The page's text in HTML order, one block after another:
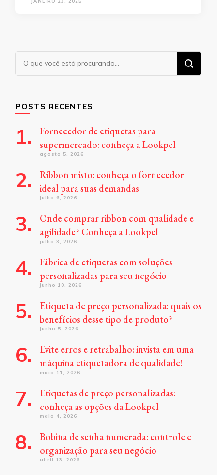
Procurando
algo?
POSTS RECENTES
Fornecedor de etiquetas para
supermercado: conheça a Lookpel
agosto 5, 2026
Ribbon misto: conheça o fornecedor
ideal para suas demandas
julho 6, 2026
Onde comprar ribbon com qualidade e
agilidade? Conheça a Lookpel
julho 3, 2026
Fábrica de etiquetas com soluções
personalizadas para seu negócio
junho 10, 2026
Etiqueta de preço personalizada: quais os
benefícios desse tipo de produto?
junho 5, 2026
Evite erros e retrabalho: invista em uma
máquina etiquetadora de qualidade!
maio 11, 2026
Etiquetas de preço personalizadas:
conheça as opções da Lookpel
maio 4, 2026
Bobina de senha numerada: controle e
organização para seu negócio
abril 13, 2026